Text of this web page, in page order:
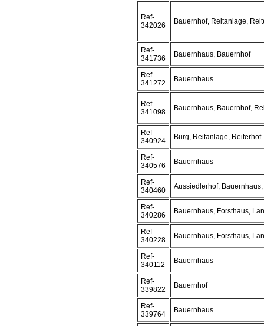
Ref-
342026
Bauernhof, Reitanlage,
Ref-
341736
Bauernhaus, Bauernhof
Ref-
341272
Bauernhaus
Ref-
341098
Bauernhaus, Bauernhof,
Ref-
340924
Burg, Reitanlage, Reiterhof
Ref-
340576
Bauernhaus
Ref-
340460
Aussiedlerhof,
Ref-
340286
Bauernhaus, Forsthaus,
Ref-
340228
Bauernhaus, Forsthaus,
Ref-
340112
Bauernhaus
Ref-
339822
Bauernhof
Ref-
339764
Bauernhaus